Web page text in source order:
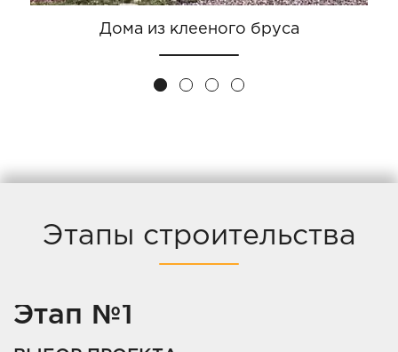
Дома из клееного бруса
Этапы строительства
Этап №1